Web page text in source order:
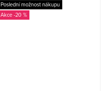
Poslední možnost nákupu
-20 %